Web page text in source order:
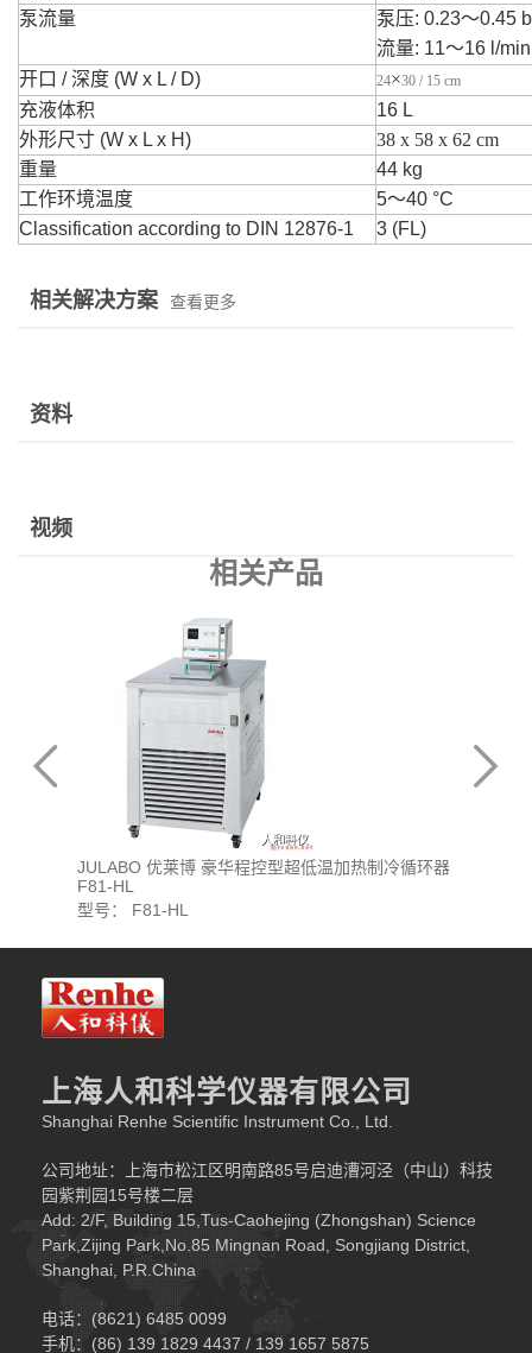
泵流量
泵压: 0.23～0.45
流量: 11～16 l/min
开口 / 深度 (W x L / D)
24×30 / 15 cm
充液体积
16 L
外形尺寸 (W x L x H)
38 x 58 x 62 cm
重量
44 kg
工作环境温度
5～40 °C
Classification according to DIN 12876-1
3 (FL)
相关解决方案 查看更多
资料
视频
相关产品
JULABO 优莱博 豪华程控型超低温加热制冷循环器
F81-HL
型号： F81-HL
上海人和科学仪器有限公司
Shanghai Renhe Scientific Instrument Co., Ltd.
公司地址：上海市松江区明南路85号启迪漕河泾（中山）科技
园紫荆园15号楼二层
Add: 2/F, Building 15,Tus-Caohejing (Zhongshan) Science
Park,Zijing Park,No.85 Mingnan Road, Songjiang District,
Shanghai, P.R.China
电话：(8621) 6485 0099
手机：(86) 139 1829 4437 / 139 1657 5875